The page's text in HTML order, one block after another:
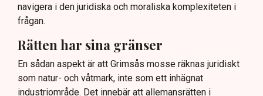
navigera i den juridiska och moraliska komplexiteten i
frågan.
Rätten har sina gränser
En sådan aspekt är att Grimsås mosse räknas juridiskt
som natur- och våtmark, inte som ett inhägnat
industriområde. Det innebär att allemansrätten i